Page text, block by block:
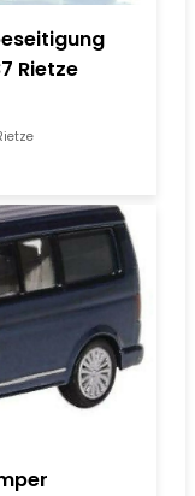
Rietze